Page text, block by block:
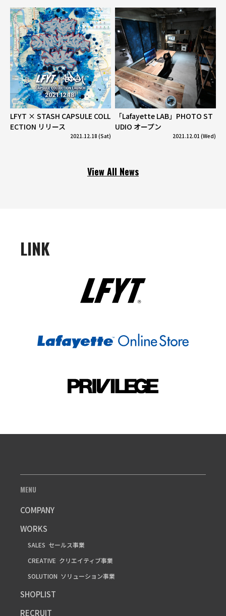
LFYT × STASH CAPSULE COLL
ECTION リリース
2021.12.18 (Sat)
「Lafayette LAB」PHOTO ST
UDIO オープン
2021.12.01 (Wed)
View All News
LINK
MENU
COMPANY
WORKS
SALES セールス事業
CREATIVE クリエイティブ事業
SOLUTION ソリューション事業
SHOPLIST
RECRUIT